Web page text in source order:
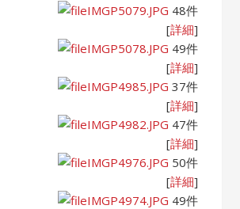
IMGP5079.JPG 48件
[詳細]
IMGP5078.JPG 49件
[詳細]
IMGP4985.JPG 37件
[詳細]
IMGP4982.JPG 47件
[詳細]
IMGP4976.JPG 50件
[詳細]
IMGP4974.JPG 49件